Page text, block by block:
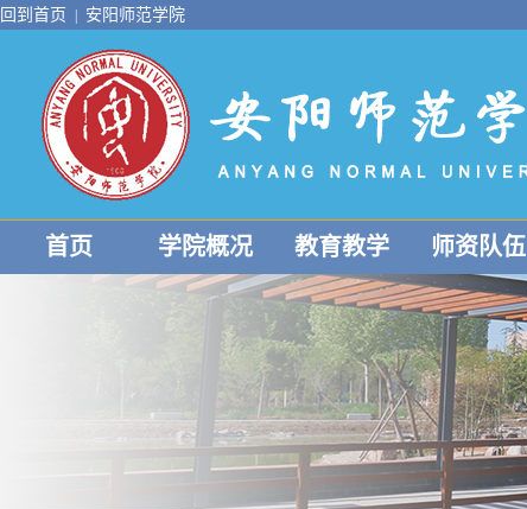
回到首页 安阳师范学院
首页 学院概况 教育教学 师资队伍